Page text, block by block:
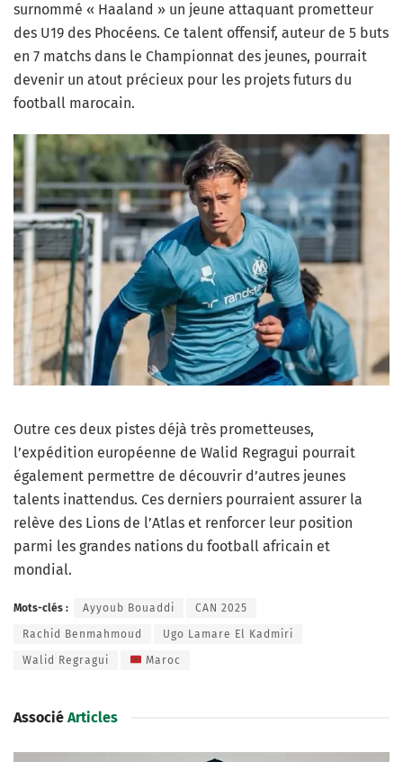
surnommé « Haaland » un jeune attaquant prometteur
des U19 des Phocéens. Ce talent offensif, auteur de 5 buts
en 7 matchs dans le Championnat des jeunes, pourrait
devenir un atout précieux pour les projets futurs du
football marocain.
Outre ces deux pistes déjà très prometteuses,
l’expédition européenne de Walid Regragui pourrait
également permettre de découvrir d’autres jeunes
talents inattendus. Ces derniers pourraient assurer la
relève des Lions de l’Atlas et renforcer leur position
parmi les grandes nations du football africain et
mondial.
Mots-clés : Ayyoub Bouaddi CAN 2025
Rachid Benmahmoud Ugo Lamare El Kadmiri
Walid Regragui Maroc
Associé Articles